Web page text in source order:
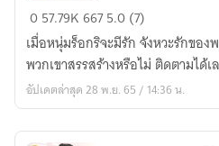
จังหวะ
รัก
ซาตาน
ร้าย
057.79K6675.0 (7)
เมื่อหนุ่มร็อกริจะมีรัก จังหวะรักของ
พวกเขาสรรสร้างหรือไม่ ติดตามได้เ
อัปเดตล่าสุด 28 พ.ย. 65 / 14:36 น.